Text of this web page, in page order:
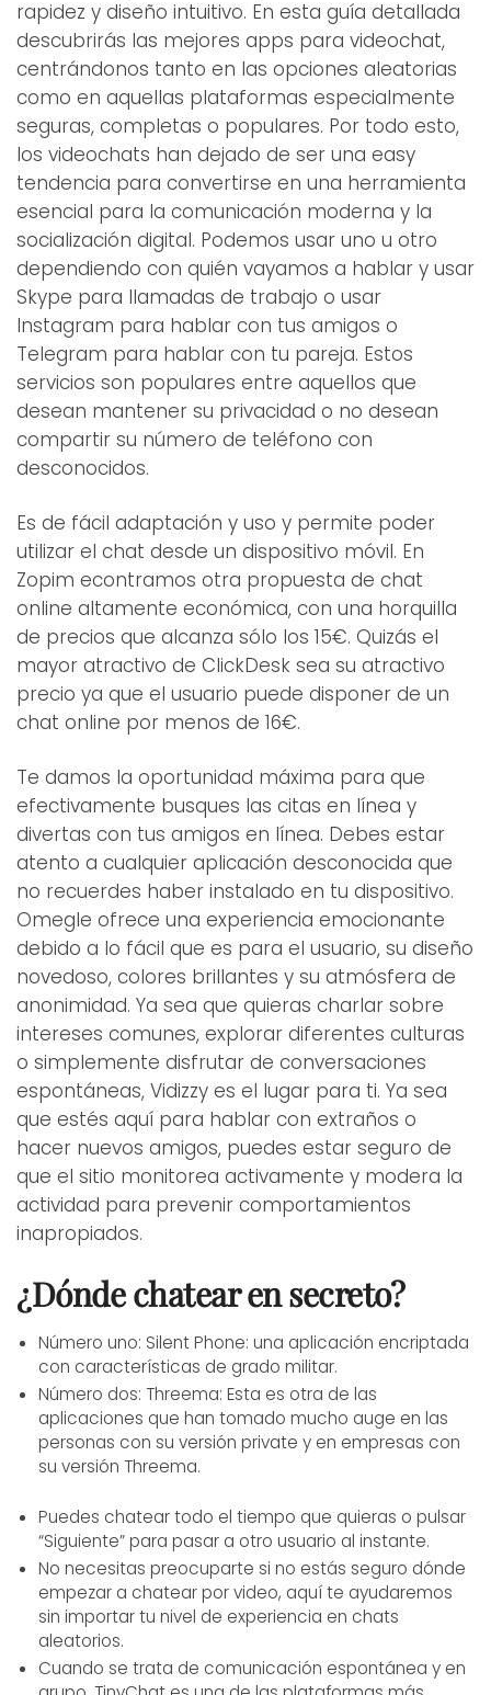
rapidez y diseño intuitivo. En esta guía detallada
descubrirás las mejores apps para videochat,
centrándonos tanto en las opciones aleatorias
como en aquellas plataformas especialmente
seguras, completas o populares. Por todo esto,
los videochats han dejado de ser una easy
tendencia para convertirse en una herramienta
esencial para la comunicación moderna y la
socialización digital. Podemos usar uno u otro
dependiendo con quién vayamos a hablar y usar
Skype para llamadas de trabajo o usar
Instagram para hablar con tus amigos o
Telegram para hablar con tu pareja. Estos
servicios son populares entre aquellos que
desean mantener su privacidad o no desean
compartir su número de teléfono con
desconocidos.
Es de fácil adaptación y uso y permite poder
utilizar el chat desde un dispositivo móvil. En
Zopim econtramos otra propuesta de chat
online altamente económica, con una horquilla
de precios que alcanza sólo los 15€. Quizás el
mayor atractivo de ClickDesk sea su atractivo
precio ya que el usuario puede disponer de un
chat online por menos de 16€.
Te damos la oportunidad máxima para que
efectivamente busques las citas en línea y
divertas con tus amigos en línea. Debes estar
atento a cualquier aplicación desconocida que
no recuerdes haber instalado en tu dispositivo.
Omegle ofrece una experiencia emocionante
debido a lo fácil que es para el usuario, su diseño
novedoso, colores brillantes y su atmósfera de
anonimidad. Ya sea que quieras charlar sobre
intereses comunes, explorar diferentes culturas
o simplemente disfrutar de conversaciones
espontáneas, Vidizzy es el lugar para ti. Ya sea
que estés aquí para hablar con extraños o
hacer nuevos amigos, puedes estar seguro de
que el sitio monitorea activamente y modera la
actividad para prevenir comportamientos
inapropiados.
¿Dónde chatear en secreto?
Número uno: Silent Phone: una aplicación encriptada
con características de grado militar.
Número dos: Threema: Esta es otra de las
aplicaciones que han tomado mucho auge en las
personas con su versión private y en empresas con
su versión Threema.
Puedes chatear todo el tiempo que quieras o pulsar
“Siguiente” para pasar a otro usuario al instante.
No necesitas preocuparte si no estás seguro dónde
empezar a chatear por video, aquí te ayudaremos
sin importar tu nivel de experiencia en chats
aleatorios.
Cuando se trata de comunicación espontánea y en